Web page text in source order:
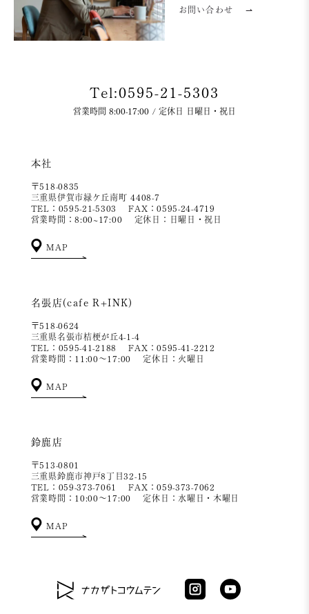
お問い合わせ ⇀
Tel:0595-21-5303
営業時間 8:00-17:00 / 定休日 日曜日・祝日
本社
〒518-0835
三重県伊賀市緑ケ丘南町 4408-7
TEL：0595-21-5303
FAX：0595-24-4719
営業時間：8:00~17:00
定休日：日曜日・祝日
MAP
名張店(cafe R+INK)
〒518-0624
三重県名張市桔梗が丘4-1-4
TEL：0595-41-2188
FAX：0595-41-2212
営業時間：11:00～17:00
定休日：火曜日
MAP
鈴鹿店
〒513-0801
三重県鈴鹿市神戸8丁目32-15
TEL：059-373-7061
FAX：059-373-7062
営業時間：10:00～17:00
定休日：水曜日・木曜日
MAP